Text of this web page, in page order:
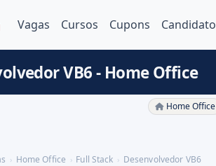
Vagas Cursos Cupons Candidato
VB6 - Home Office
Home Office
Home Office Full Stack Desenvolvedor VB6